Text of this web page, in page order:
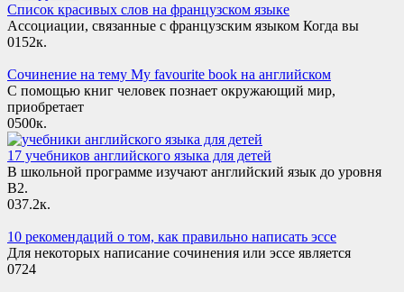
Список красивых слов на французском языке
Ассоциации, связанные с французским языком Когда вы
0152к.
Сочинение на тему My favourite book на английском
С помощью книг человек познает окружающий мир,
приобретает
0500к.
17 учебников английского языка для детей
В школьной программе изучают английский язык до уровня
B2.
037.2к.
10 рекомендаций о том, как правильно написать эссе
Для некоторых написание сочинения или эссе является
0724